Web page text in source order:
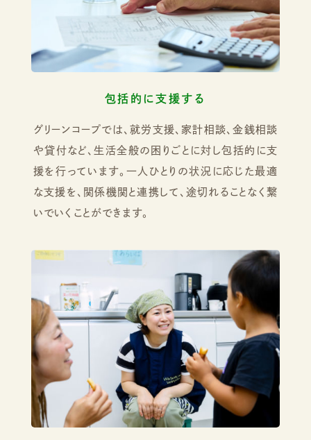
包括的に支援する
グリーンコープでは、就労支援、家計相談、金銭相談
や貸付など、生活全般の困りごとに対し包括的に支
援を行っています。一人ひとりの状況に応じた最適
な支援を、関係機関と連携して、途切れることなく繋
いでいくことができます。